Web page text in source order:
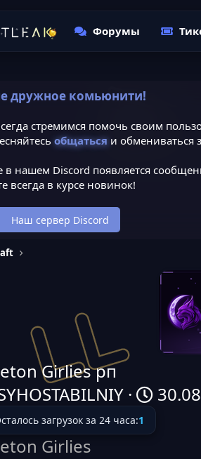
Форумы
дружное комьюнити!
стремимся помочь своим
общатьсяи обмениваться
в нашем Discord появляется
всегда в курсе новинок!
Наш сервер Discord
Girlies рп
Д
загрузок за 24 часа:1
Girlies